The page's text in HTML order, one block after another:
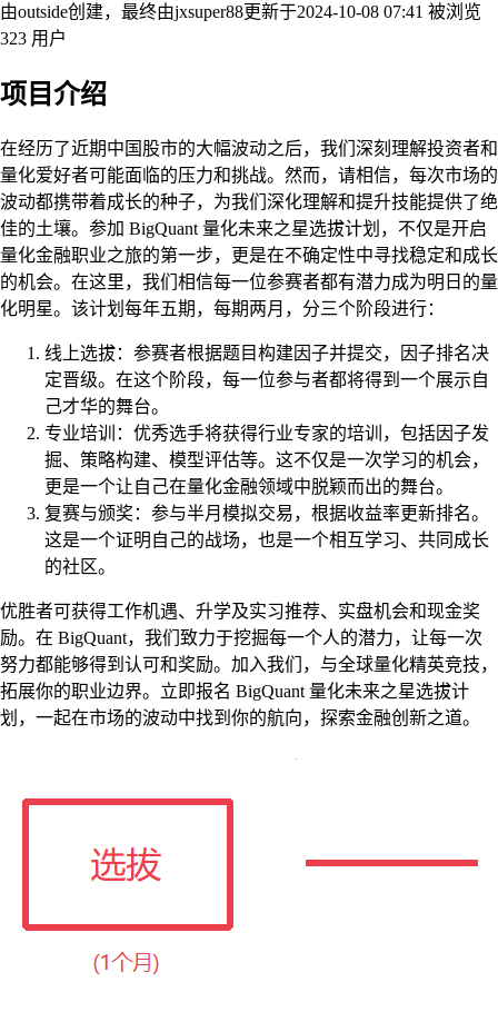
由outside创建，最终由jxsuper88更新于2024-10-08 07:41 被浏览
323 用户
项目介绍
在经历了近期中国股市的大幅波动之后，我们深刻理解投资者和
量化爱好者可能面临的压力和挑战。然而，请相信，每次市场的
波动都携带着成长的种子，为我们深化理解和提升技能提供了绝
佳的土壤。参加 BigQuant 量化未来之星选拔计划，不仅是开启
量化金融职业之旅的第一步，更是在不确定性中寻找稳定和成长
的机会。在这里，我们相信每一位参赛者都有潜力成为明日的量
化明星。该计划每年五期，每期两月，分三个阶段进行：
线上选拔：参赛者根据题目构建因子并提交，因子排名决
定晋级。在这个阶段，每一位参与者都将得到一个展示自
己才华的舞台。
专业培训：优秀选手将获得行业专家的培训，包括因子发
掘、策略构建、模型评估等。这不仅是一次学习的机会，
更是一个让自己在量化金融领域中脱颖而出的舞台。
复赛与颁奖：参与半月模拟交易，根据收益率更新排名。
这是一个证明自己的战场，也是一个相互学习、共同成长
的社区。
优胜者可获得工作机遇、升学及实习推荐、实盘机会和现金奖
励。在 BigQuant，我们致力于挖掘每一个人的潜力，让每一次
努力都能够得到认可和奖励。加入我们，与全球量化精英竞技，
拓展你的职业边界。立即报名 BigQuant 量化未来之星选拔计
划，一起在市场的波动中找到你的航向，探索金融创新之道。